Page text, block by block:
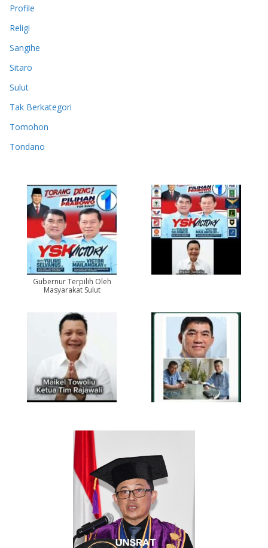
Profile
Religi
Sangihe
Sitaro
Sulut
Tak Berkategori
Tomohon
Tondano
Gubernur Terpilih Oleh
Masyarakat Sulut